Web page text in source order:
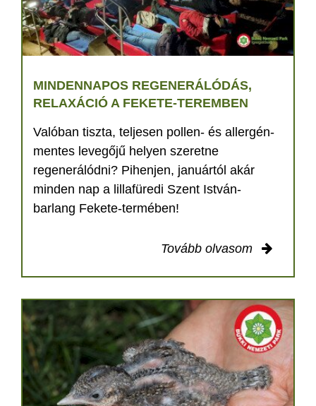
MINDENNAPOS REGENERÁLÓDÁS,
RELAXÁCIÓ A FEKETE-TEREMBEN
Valóban tiszta, teljesen pollen- és allergén-
mentes levegőjű helyen szeretne
regenerálódni? Pihenjen, januártól akár
minden nap a lillafüredi Szent István-
barlang Fekete-termében!
Tovább olvasom